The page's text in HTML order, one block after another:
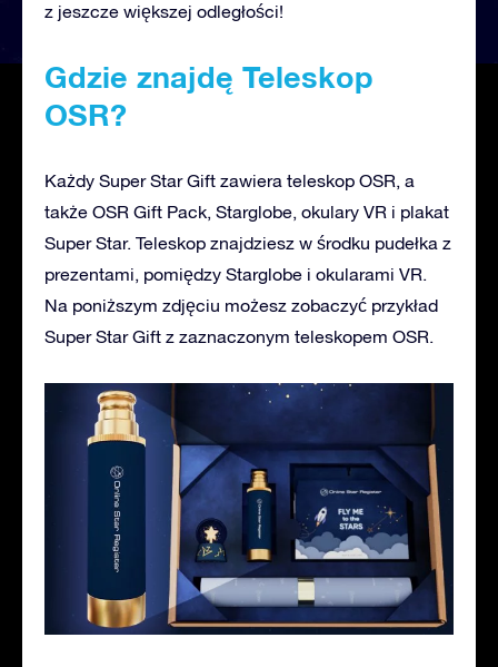
z jeszcze większej odległości!
Gdzie znajdę Teleskop
OSR?
Każdy Super Star Gift zawiera teleskop OSR, a
także OSR Gift Pack, Starglobe, okulary VR i plakat
Super Star. Teleskop znajdziesz w środku pudełka z
prezentami, pomiędzy Starglobe i okularami VR.
Na poniższym zdjęciu możesz zobaczyć przykład
Super Star Gift z zaznaczonym teleskopem OSR.